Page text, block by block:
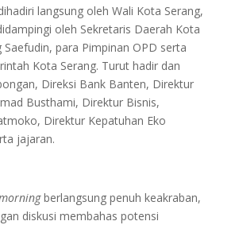
langsung oleh Wali Kota Serang,
oleh Sekretaris Daerah Kota
Saefudin, para Pimpinan OPD serta
Kota Serang. Turut hadir dan
Direksi Bank Banten, Direktur
Busthami, Direktur Bisnis,
Direktur Kepatuhan Eko
jajaran.
berlangsung penuh keakraban,
diskusi membahas potensi